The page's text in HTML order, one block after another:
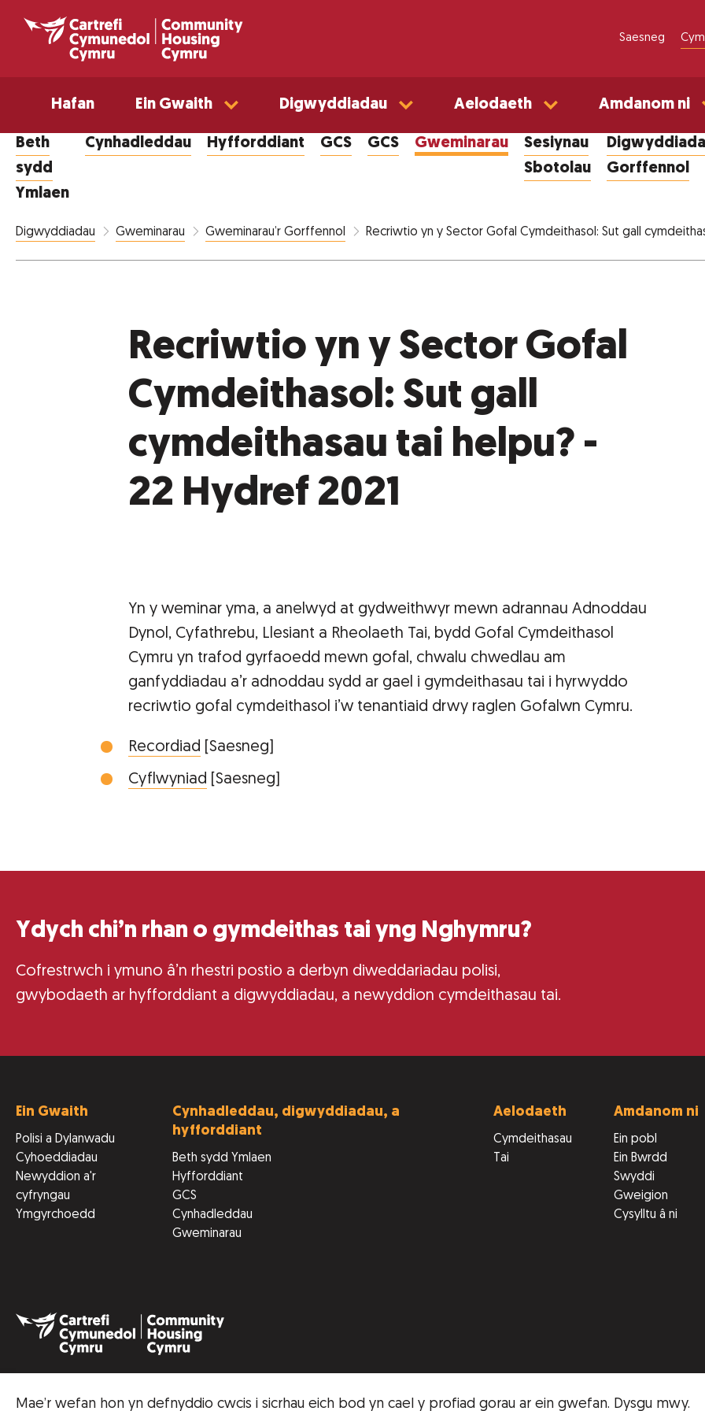
Saesneg
Hafan Ein Gwaith Digwyddiadau Aelodaeth Amdanom ni
Beth
sydd
Ymlaen
Cynhadleddau Hyfforddiant GCS GCS Gweminarau
Sesiynau
Sbotolau
Gorffennol
Digwyddiadau Gweminarau Gweminarau’r Gorffennol Recriwtio yn y Sector Gofal Cymdeithasol: Sut gall
Recriwtio yn y Sector Gofal
Cymdeithasol: Sut gall
cymdeithasau tai helpu? -
22 Hydref 2021
Yn y weminar yma, a anelwyd at gydweithwyr mewn adrannau Adnoddau
Dynol, Cyfathrebu, Llesiant a Rheolaeth Tai, bydd Gofal Cymdeithasol
Cymru yn trafod gyrfaoedd mewn gofal, chwalu chwedlau am
ganfyddiadau a’r adnoddau sydd ar gael i gymdeithasau tai i hyrwyddo
recriwtio gofal cymdeithasol i’w tenantiaid drwy raglen Gofalwn Cymru.
Recordiad [Saesneg]
Cyflwyniad [Saesneg]
Ydych chi’n rhan o gymdeithas tai yng Nghymru?
Cofrestrwch i ymuno â’n rhestri postio a derbyn diweddariadau polisi,
gwybodaeth ar hyfforddiant a digwyddiadau, a newyddion cymdeithasau tai.
Ein Gwaith
Polisi a Dylanwadu
Cyhoeddiadau
Newyddion a'r
cyfryngau
Ymgyrchoedd
Cynhadleddau, digwyddiadau, a
hyfforddiant
Beth sydd Ymlaen
Hyfforddiant
GCS
Cynhadleddau
Gweminarau
Aelodaeth
Cymdeithasau
Tai
Amdanom ni
Ein pobl
Ein Bwrdd
Swyddi
Gweigion
Cysylltu â ni
Mae’r wefan hon yn defnyddio cwcis i sicrhau eich bod yn cael y profiad gorau ar ein gwefan. Dysgu mwy.